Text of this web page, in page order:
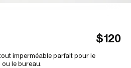
$120
imperméable parfait pour le
le bureau.